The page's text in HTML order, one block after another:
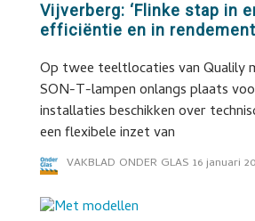
Vijverberg: ‘Flinke stap in
efficiëntie en in
Op twee teeltlocaties van Qualily
SON-T-lampen onlangs plaats
installaties beschikken over
een flexibele inzet van
VAKBLAD ONDER GLAS 16 januari